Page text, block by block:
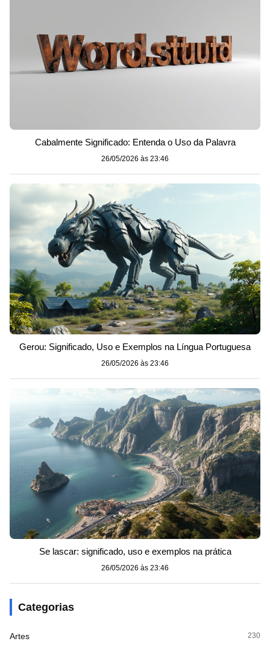
Cabalmente Significado: Entenda o Uso da Palavra
26/05/2026 às 23:46
Gerou: Significado, Uso e Exemplos na Língua Portuguesa
26/05/2026 às 23:46
Se lascar: significado, uso e exemplos na prática
26/05/2026 às 23:46
Categorias
Artes 230